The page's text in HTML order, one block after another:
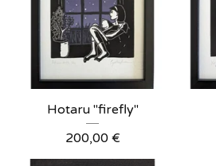
Hotaru "firefly"
200,00 €